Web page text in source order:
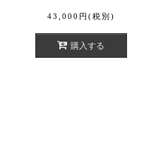
43,000 円 (税別)
購入する